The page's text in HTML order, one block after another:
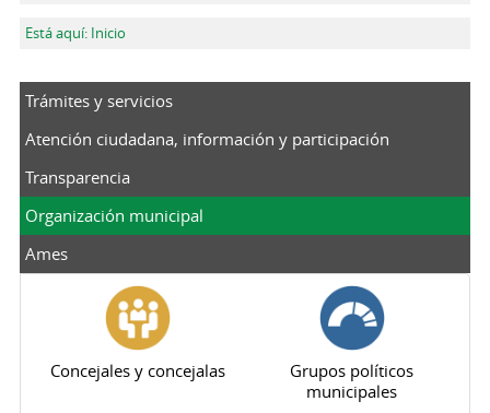
Se encuentra usted aquí
Está aquí: Inicio
Trámites y servicios
Atención ciudadana, información y participación
Transparencia
Organización municipal
Ames
Concejales y concejalas
Grupos políticos
municipales